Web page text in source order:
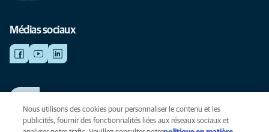
Médias sociaux
Voir nos offres d'emploi
Nous utilisons des cookies pour personnaliser le contenu et les
publicités, fournir des fonctionnalités liées aux réseaux sociaux et